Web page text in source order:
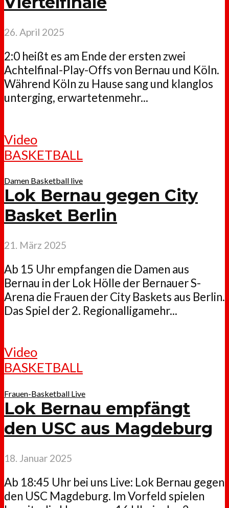
26. April 2025
2:0 heißt es am Ende der ersten zwei
Achtelfinal-Play-Offs von Bernau und Köln.
Während Köln zu Hause sang und klanglos
unterging, erwartetenmehr...
Video
BASKETBALL
Damen Basketball live
Lok Bernau gegen City
Basket Berlin
21. März 2025
Ab 15 Uhr empfangen die Damen aus
Bernau in der Lok Hölle der Bernauer S-
Arena die Frauen der City Baskets aus Berlin.
Das Spiel der 2. Regionalligamehr...
Video
BASKETBALL
Frauen-Basketball Live
Lok Bernau empfängt
den USC aus Magdeburg
18. Januar 2025
Ab 18:45 Uhr bei uns Live: Lok Bernau gegen
den USC Magdeburg. Im Vorfeld spielen